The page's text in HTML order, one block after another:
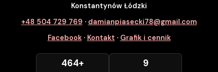
Zapisz się na wybrane zajęcia
Konstantynów Łódzki
+48 504 729 769 · damianpiasecki78@gmail.com
Facebook· Kontakt · Grafik i cennik
464+ 9